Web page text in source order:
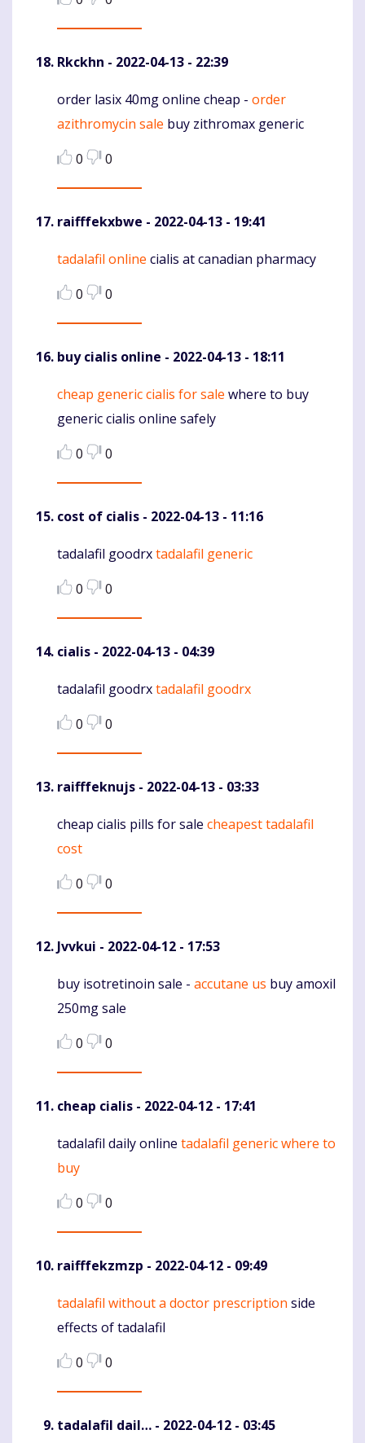
Rkckhn - 2022-04-13 - 22:39
Komentaras
order lasix 40mg online cheap - order
azithromycin sale buy zithromax generic
0
0
raifffekxbwe - 2022-04-13 - 19:41
Komentaras
tadalafil online cialis at canadian pharmacy
0
0
buy cialis online - 2022-04-13 - 18:11
Komentaras
cheap generic cialis for sale where to buy
generic cialis online safely
0
0
cost of cialis - 2022-04-13 - 11:16
Komentaras
tadalafil goodrxtadalafil generic
0
0
cialis - 2022-04-13 - 04:39
Komentaras
tadalafil goodrxtadalafil goodrx
0
0
raifffeknujs - 2022-04-13 - 03:33
Komentaras
cheap cialis pills for sale cheapest tadalafil
cost
0
0
Jvvkui - 2022-04-12 - 17:53
Komentaras
buy isotretinoin sale - accutane us buy amoxil
250mg sale
0
0
cheap cialis - 2022-04-12 - 17:41
Komentaras
tadalafil daily online tadalafil generic where to
buy
0
0
raifffekzmzp - 2022-04-12 - 09:49
Komentaras
tadalafil without a doctor prescription side
effects of tadalafil
0
0
tadalafil dail… - 2022-04-12 - 03:45